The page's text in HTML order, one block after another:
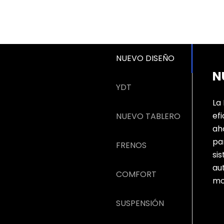
NUEVO DISEÑO
YDT
NUEVO TABLERO
FRENOS
COMFORT
SUSPENSIÓN